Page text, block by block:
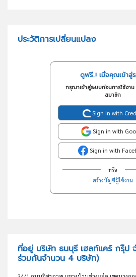
ประวัติการเปลี่ยนแปลง
ดูฟรี..! เมื่อคุณเข้าสู่
กรุณาเข้าสู่ระบบก่อนการใช้งา
สมาชิก
Sign in with
Sign in with
Sign in with
หรือ
สร้างบัญชีผู้ใช้งาน
ที่อยู่ บริษัท ธนบุรี เฮลท์แคร์ กรุ๊ป
ร่วมกันจำนวน 4 บริษัท)